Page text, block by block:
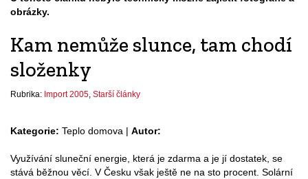
obrázky.
Kam nemůže slunce, tam chodí
složenky
Rubrika: Import 2005 Starší články
Kategorie: Teplo domova | Autor:
Využívání sluneční energie, která je zdarma a je jí dostatek, se
stává běžnou věcí. V Česku však ještě ne na sto procent. Solární